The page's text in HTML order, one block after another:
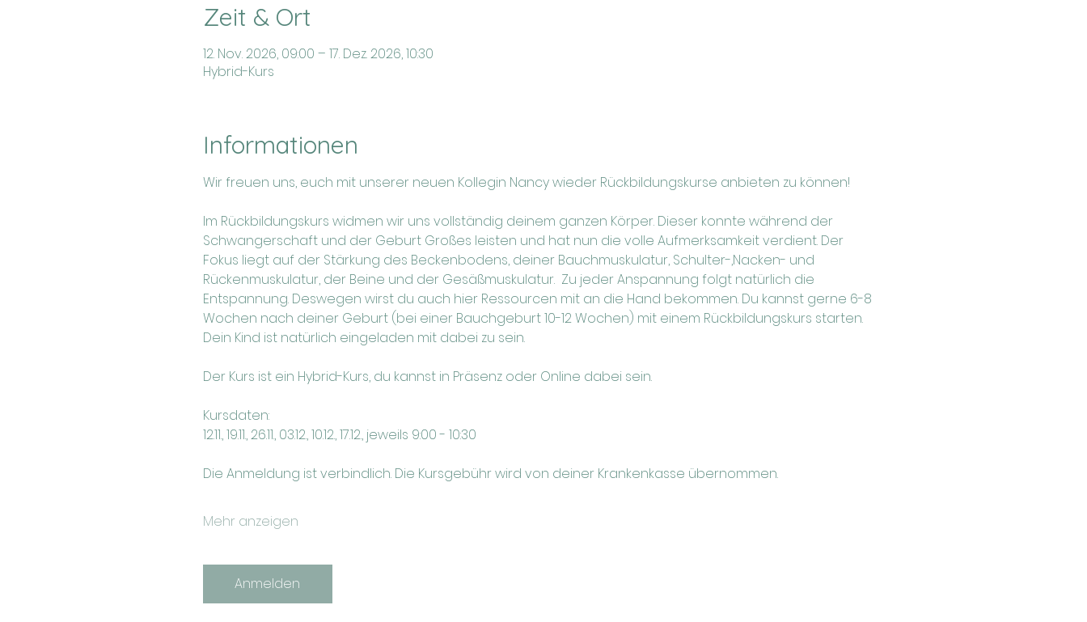
Zeit & Ort
12. Nov. 2026, 09:00 – 17. Dez. 2026, 10:30
Hybrid-Kurs
Informationen
Wir freuen uns, euch mit unserer neuen Kollegin Nancy wieder Rückbildungskurse anbieten zu können!
Im Rückbildungskurs widmen wir uns vollständig deinem ganzen Körper. Dieser konnte während der
Schwangerschaft und der Geburt Großes leisten und hat nun die volle Aufmerksamkeit verdient. Der
Fokus liegt auf der Stärkung des Beckenbodens, deiner Bauchmuskulatur, Schulter-,Nacken- und
Rückenmuskulatur, der Beine und der Gesäßmuskulatur.  Zu jeder Anspannung folgt natürlich die
Entspannung. Deswegen wirst du auch hier Ressourcen mit an die Hand bekommen. Du kannst gerne 6-8
Wochen nach deiner Geburt (bei einer Bauchgeburt 10-12 Wochen) mit einem Rückbildungskurs starten.
Dein Kind ist natürlich eingeladen mit dabei zu sein.
Der Kurs ist ein Hybrid-Kurs, du kannst in Präsenz oder Online dabei sein.
Kursdaten:
12.11., 19.11., 26.11., 03.12., 10.12., 17.12., jeweils 9:00 - 10:30
Die Anmeldung ist verbindlich. Die Kursgebühr wird von deiner Krankenkasse übernommen.
Mehr anzeigen
Anmelden